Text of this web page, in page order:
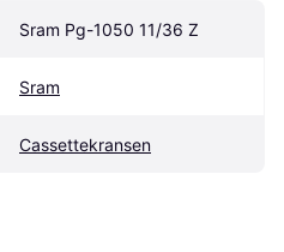
Sram Pg-1050 11/36 Z
Sram
Cassettekransen